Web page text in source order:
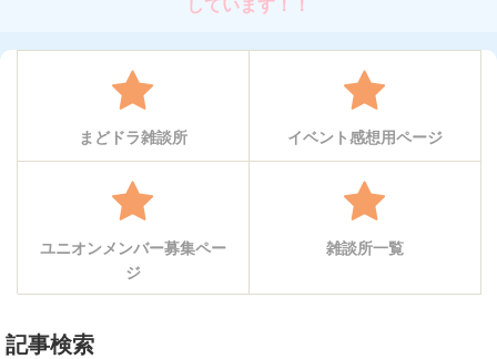
しています！！
まどドラ雑談所 イベント感想用ページ
ユニオンメンバー募集ペー
ジ
雑談所一覧
記事検索